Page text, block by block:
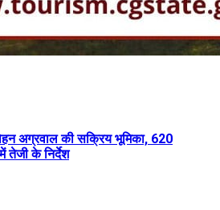
अग्रवाल की सक्रिय भूमिका, 620
तेजी के निर्देश